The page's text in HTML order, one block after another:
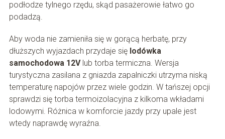
podłodze tylnego rzędu, skąd pasażerowie łatwo go
podadzą.
Aby woda nie zamieniła się w gorącą herbatę, przy
dłuższych wyjazdach przydaje się lodówka
samochodowa 12Vlub torba termiczna. Wersja
turystyczna zasilana z gniazda zapalniczki utrzyma niską
temperaturę napojów przez wiele godzin. W tańszej opcji
sprawdzi się torba termoizolacyjna z kilkoma wkładami
lodowymi. Różnica w komforcie jazdy przy upale jest
wtedy naprawdę wyraźna.